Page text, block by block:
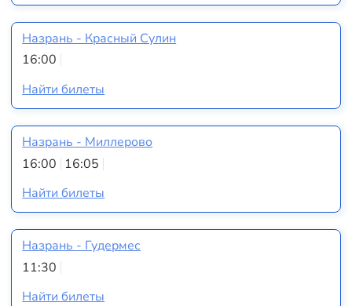
Назрань - Красный Сулин
16:00
Найти билеты
Назрань - Миллерово
16:00 16:05
Найти билеты
Назрань - Гудермес
11:30
Найти билеты